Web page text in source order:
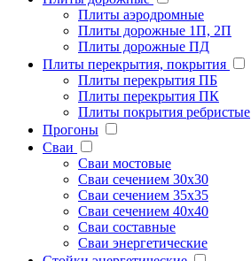
Плиты аэродромные
Плиты дорожные 1П, 2П
Плиты дорожные ПД
Плиты перекрытия, покрытия
Плиты перекрытия ПБ
Плиты перекрытия ПК
Плиты покрытия ребристые
Прогоны
Сваи
Сваи мостовые
Сваи сечением 30х30
Сваи сечением 35х35
Сваи сечением 40х40
Сваи составные
Сваи энергетические